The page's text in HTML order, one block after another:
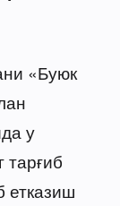
«Буюк
у
тарғиб
етказиш